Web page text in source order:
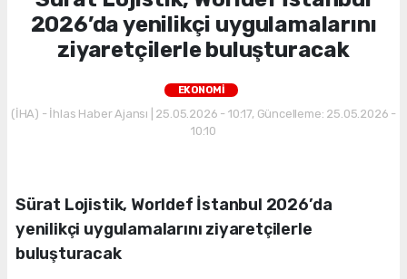
2026’da yenilikçi uygulamalarını
ziyaretçilerle buluşturacak
EKONOMİ
(İHA) - İhlas Haber Ajansı | 25.05.2026 - 10:17, Güncelleme: 25.05.2026 -
10:10
Sürat Lojistik, Worldef İstanbul 2026’da
yenilikçi uygulamalarını ziyaretçilerle
buluşturacak